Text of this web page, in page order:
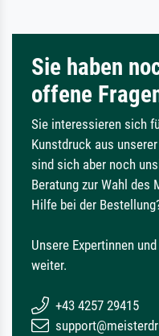
Sie haben
offene
Sie interessieren sich
Kunstdruck aus
sind sich aber noch
Beratung zur Wahl des
Hilfe bei der
Unsere Expertinnen
weiter.
+43 4257 29415